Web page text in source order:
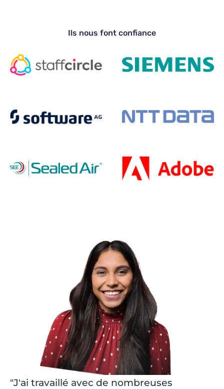
Ils nous font confiance
"J'ai travaillé avec de nombreuses